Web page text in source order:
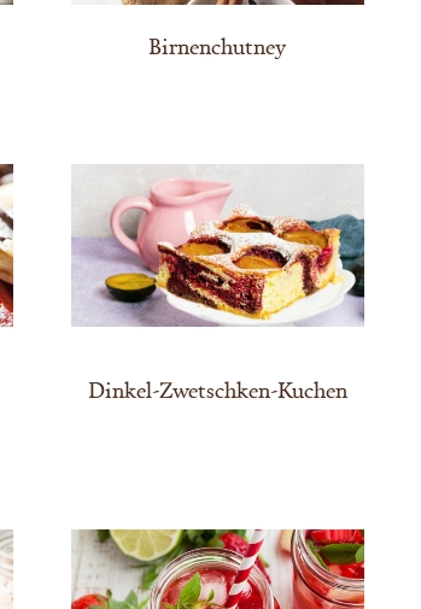
Birnenchutney
Dinkel-Zwetschken-Kuchen